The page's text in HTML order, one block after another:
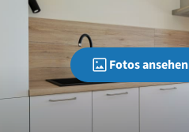
Fotos ansehen